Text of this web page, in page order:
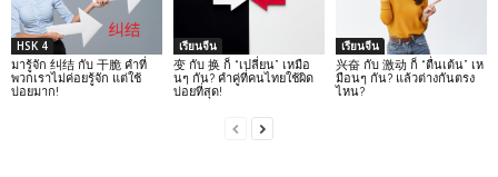
HSK 4
มารู้จัก 纠结 กับ 干脆 คำที่
พวกเราไม่ค่อยรู้จัก แต่ใช้
บ่อยมาก!
เรียนจีน
变 กับ 换 ก็ “เปลี่ยน” เหมือ
นๆ กัน? คำคู่ที่คนไทยใช้ผิด
บ่อยที่สุด!
เรียนจีน
兴奋 กับ 激动 ก็ “ตื่นเต้น” เห
มือนๆ กัน? แล้วต่างกันตรง
ไหน?